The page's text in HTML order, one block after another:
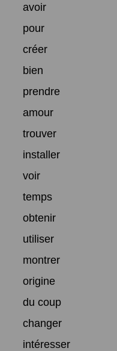
avoir
pour
créer
bien
prendre
amour
trouver
installer
voir
temps
obtenir
utiliser
montrer
origine
du coup
changer
intéresser